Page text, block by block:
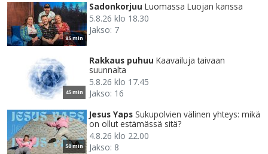
85 min
Sadonkorjuu Luomassa Luojan kanssa
5.8.26 klo 18.30
Jakso: 7
45 min
Rakkaus puhuu Kaavailuja taivaan
suunnalta
5.8.26 klo 17.45
Jakso: 16
50 min
Jesus Yaps Sukupolvien välinen yhteys: mikä
on ollut estämässä sitä?
4.8.26 klo 22.00
Jakso: 8